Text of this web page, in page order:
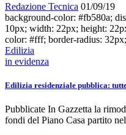
Redazione Tecnica 01/09/19
background-color: #fb580a;
10px; width: 22px; height:
color: #fff; border-radius: 32px;
Edilizia
in evidenza
Edilizia residenziale pubblica:
Pubblicate In Gazzetta la
fondi del Piano Casa partito